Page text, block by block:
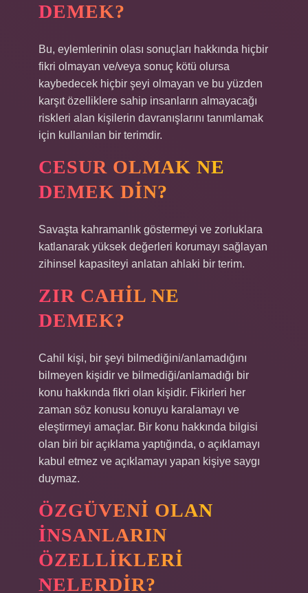
DEMEK?
Bu, eylemlerinin olası sonuçları hakkında hiçbir
fikri olmayan ve/veya sonuç kötü olursa
kaybedecek hiçbir şeyi olmayan ve bu yüzden
karşıt özelliklere sahip insanların almayacağı
riskleri alan kişilerin davranışlarını tanımlamak
için kullanılan bir terimdir.
CESUR OLMAK NE
DEMEK DIN?
Savaşta kahramanlık göstermeyi ve zorluklara
katlanarak yüksek değerleri korumayı sağlayan
zihinsel kapasiteyi anlatan ahlaki bir terim.
ZIR CAHIL NE
DEMEK?
Cahil kişi, bir şeyi bilmediğini/anlamadığını
bilmeyen kişidir ve bilmediği/anlamadığı bir
konu hakkında fikri olan kişidir. Fikirleri her
zaman söz konusu konuyu karalamayı ve
eleştirmeyi amaçlar. Bir konu hakkında bilgisi
olan biri bir açıklama yaptığında, o açıklamayı
kabul etmez ve açıklamayı yapan kişiye saygı
duymaz.
ÖZGÜVENI OLAN
INSANLARIN
ÖZELLIKLERI
NELERDIR?